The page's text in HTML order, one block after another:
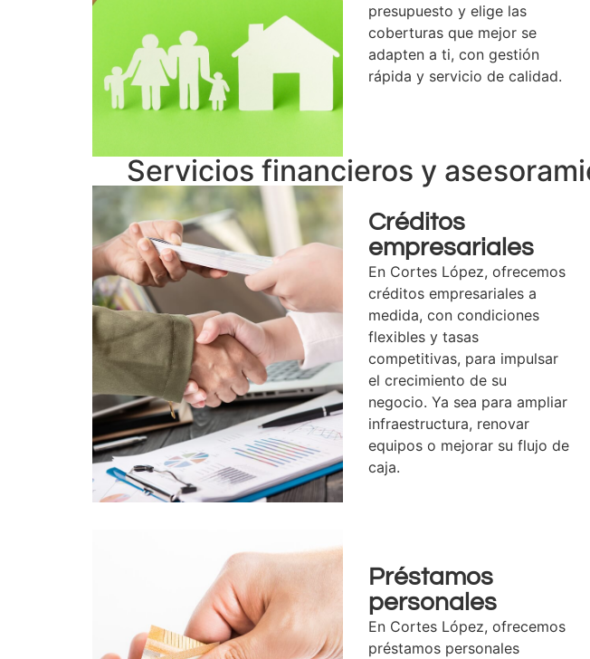
presupuesto y elige las
coberturas que mejor se
adapten a ti, con gestión
rápida y servicio de calidad.
Servicios financieros y
Créditos
empresariales
En Cortes López, ofrecemos
créditos empresariales a
medida, con condiciones
flexibles y tasas
competitivas, para impulsar
el crecimiento de su
negocio. Ya sea para ampliar
infraestructura, renovar
equipos o mejorar su flujo de
caja.
Préstamos
personales
En Cortes López, ofrecemos
préstamos personales